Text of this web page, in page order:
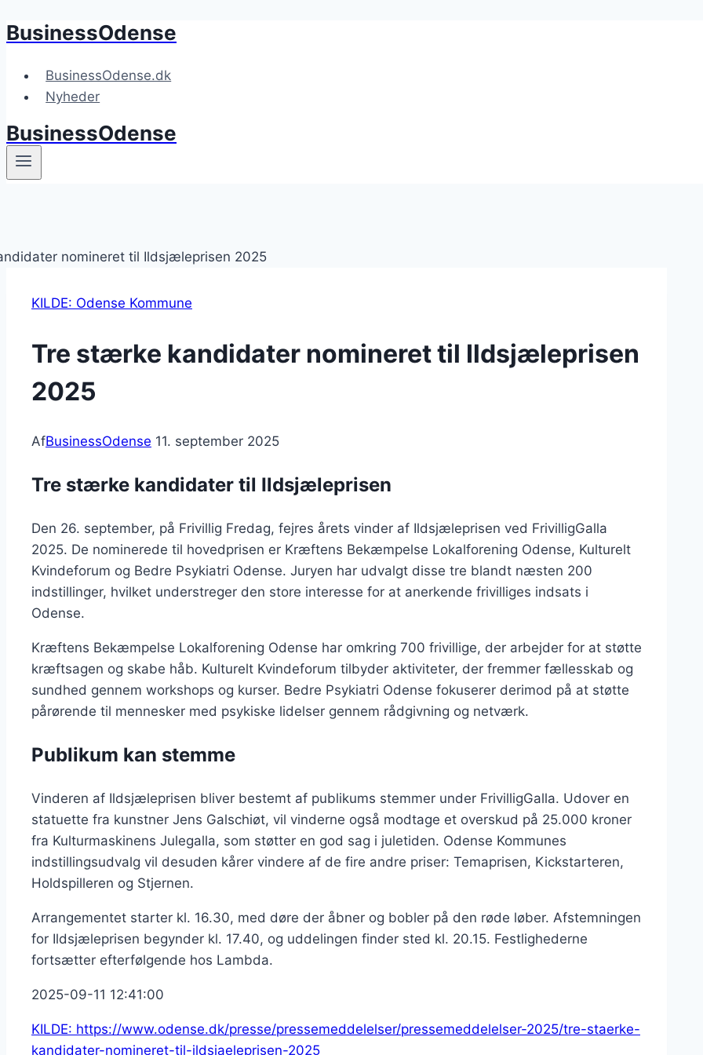
Fortsæt
indhold
BusinessOdense
BusinessOdense.dk
Nyheder
BusinessOdense
KILDE: Odense Kommune
Tre stærke kandidater nomineret til Ildsjæleprisen
2025
AfBusinessOdense 11. september 2025
Tre stærke kandidater til Ildsjæleprisen
Den 26. september, på Frivillig Fredag, fejres årets vinder af Ildsjæleprisen ved FrivilligGalla
2025. De nominerede til hovedprisen er Kræftens Bekæmpelse Lokalforening Odense, Kulturelt
Kvindeforum og Bedre Psykiatri Odense. Juryen har udvalgt disse tre blandt næsten 200
indstillinger, hvilket understreger den store interesse for at anerkende frivilliges indsats i
Odense.
Kræftens Bekæmpelse Lokalforening Odense har omkring 700 frivillige, der arbejder for at støtte
kræftsagen og skabe håb. Kulturelt Kvindeforum tilbyder aktiviteter, der fremmer fællesskab og
sundhed gennem workshops og kurser. Bedre Psykiatri Odense fokuserer derimod på at støtte
pårørende til mennesker med psykiske lidelser gennem rådgivning og netværk.
Publikum kan stemme
Vinderen af Ildsjæleprisen bliver bestemt af publikums stemmer under FrivilligGalla. Udover en
statuette fra kunstner Jens Galschiøt, vil vinderne også modtage et overskud på 25.000 kroner
fra Kulturmaskinens Julegalla, som støtter en god sag i juletiden. Odense Kommunes
indstillingsudvalg vil desuden kårer vindere af de fire andre priser: Temaprisen, Kickstarteren,
Holdspilleren og Stjernen.
Arrangementet starter kl. 16.30, med døre der åbner og bobler på den røde løber. Afstemningen
for Ildsjæleprisen begynder kl. 17.40, og uddelingen finder sted kl. 20.15. Festlighederne
fortsætter efterfølgende hos Lambda.
2025-09-11 12:41:00
KILDE: https://www.odense.dk/presse/pressemeddelelser/pressemeddelelser-2025/tre-staerke-
kandidater-nomineret-til-ildsjaeleprisen-2025